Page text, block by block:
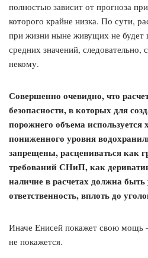
полностью зависит от прогноза
которого крайне низка. По сути,
при жизни ныне живущих не будет
средних значений, следовательно,
некому.
Совершенно очевидно, что
безопасности, в которых для
порожнего объема используется
пониженного уровня
запрещены, расцениваться как
требований СНиП, как
наличие в расчетах должна быть
ответственность, вплоть до
Иначе Енисей покажет свою мощь
не покажется.